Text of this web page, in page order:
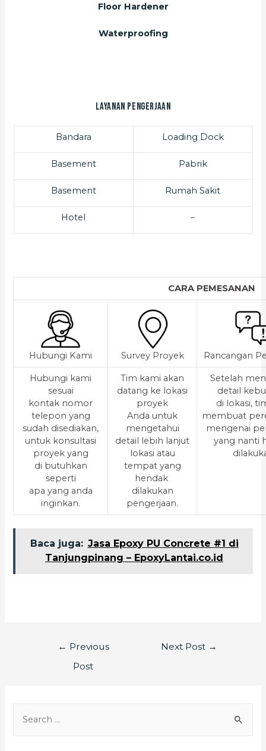
Floor Hardener
Waterproofing
Layanan Pengerjaan
Bandara Loading Dock
Basement Pabrik
Basement Rumah Sakit
Hotel –
CARA PEMESANAN
Hubungi Kami Survey Proyek Rancangan
Hubungi kami
sesuai
kontak nomor
telepon yang
sudah disediakan,
untuk konsultasi
proyek yang
di butuhkan
seperti
apa yang anda
inginkan.
Tim kami akan
datang ke lokasi
proyek
Anda untuk
mengetahui
detail lebih lanjut
lokasi atau
tempat yang
hendak
dilakukan
pengerjaan.
Setelah
detail
di lokasi,
membuat
mengenai
yang nanti
Baca juga: Jasa Epoxy PU Concrete #1 di
Tanjungpinang – EpoxyLantai.co.id
← Previous
Post
Next Post →